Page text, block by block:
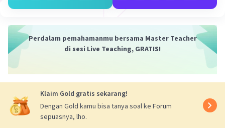
4. Ancaman Lingkungan: Meski memiliki banyak
ancaman lingkungan, seperti polusi dari kapal
dan potensi bencana seperti tumpahan minyak.
sasaran untuk aktivitas ilegal seperti
perompakan dan perdagangan ilegal, yang dapat
menimbulkan ancaman keamanan bagi
Indonesia.
Perdalam pemahamanmu bersama Master Teacher
di sesi Live Teaching, GRATIS!
Klaim Gold gratis sekarang!
Dengan Gold kamu bisa tanya soal ke Forum
sepuasnya, lho.